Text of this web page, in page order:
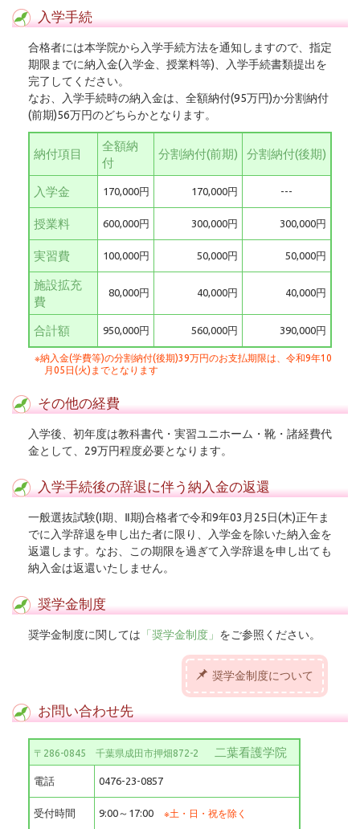
入学手続
合格者には本学院から入学手続方法を通知しますので、指定
期限までに納入金(入学金、授業料等)、入学手続書類提出を
完了してください。
なお、入学手続時の納入金は、全額納付(95万円)か分割納付
(前期)56万円のどちらかとなります。
納付項目
全額納
付
分割納付(前期) 分割納付(後期)
入学金 170,000円 170,000円 ---
授業料 600,000円 300,000円 300,000円
実習費 100,000円 50,000円 50,000円
施設拡充
費
80,000円 40,000円 40,000円
合計額 950,000円 560,000円 390,000円
納入金(学費等)の分割納付(後期)39万円のお支払期限は、令和9年10
月05日(火)までとなります
その他の経費
入学後、初年度は教科書代・実習ユニホーム・靴・諸経費代
金として、29万円程度必要となります。
入学手続後の辞退に伴う納入金の返還
一般選抜試験(Ⅰ期、Ⅱ期)合格者で令和9年03月25日(木)正午ま
でに入学辞退を申し出た者に限り、入学金を除いた納入金を
返還します。なお、この期限を過ぎて入学辞退を申し出ても
納入金は返還いたしません。
奨学金制度
奨学金制度に関しては 「奨学金制度」 をご参照ください。
奨学金制度について
お問い合わせ先
〒286-0845 千葉県成田市押畑872-2 二葉看護学院
電話 0476-23-0857
受付時間 9:00～17:00 土・日・祝を除く